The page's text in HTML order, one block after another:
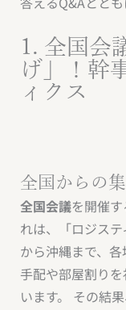
1. 全国会
げ」！幹
ィクス
全国からの
全国会議を開催
れは、「ロジス
から沖縄まで、
手配や部屋割り
います。 その結